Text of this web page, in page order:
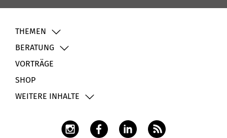
THEMEN
BERATUNG
VORTRÄGE
SHOP
WEITERE INHALTE